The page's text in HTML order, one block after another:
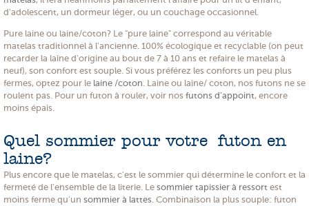
d'adolescent, un dormeur léger, ou un couchage occasionnel.
Pure laine ou laine/coton? Le "pure laine" correspond au véritable
matelas traditionnel à l'ancienne. 100% écologique et recyclable (on peut
recarder la laine d'origine au bout de 7 à 10 ans et refaire le matelas à
neuf), son confort est souple. Si vous préférez les conforts un peu plus
fermes, optez pour le laine /coton . Laine ou laine/ coton, nos futons ne se
roulent pas. Pour un futon à rouler, voir nos futons d'appoint, encore
moins épais.
Quel sommier pour votre futon en
laine?
Plus encore que le matelas, c'est le sommier qui détermine le confort et la
fermeté de l'ensemble de la literie. Le sommier tapissier à ressort est
moins ferme qu'un sommier à lattes . Combinaison la plus souple: futon